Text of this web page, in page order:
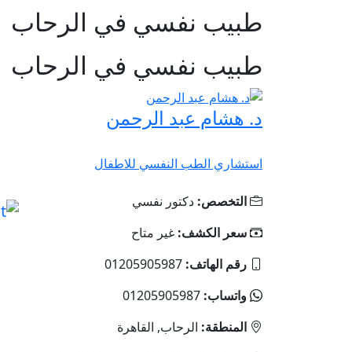
طبيب نفسي في الرحاب
طبيب نفسي في الرحاب
د. هشام عبد الرحمن
استشاري الطب النفسي للاطفال
التخصص: دكتور نفسي
سعر الكشف: غير متاح
رقم الهاتف: 01205905987
واتساب: 01205905987
المنطقة: الرحاب, القاهرة